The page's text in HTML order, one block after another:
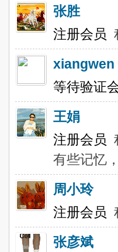
张胜
注册会员
xiangwen
等待验证
王娟
注册会员
有些记忆
周小玲
注册会员
张彦斌